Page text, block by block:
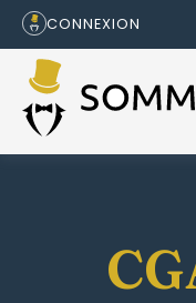
CONNEXION